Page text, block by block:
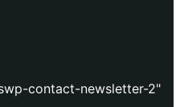
contact-newsletter-2"